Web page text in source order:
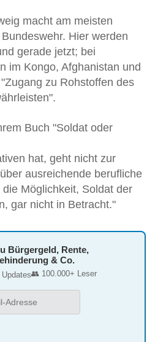
macht am meisten
Hier werden
gerade jetzt; bei
im Kongo, Afghanistan und
zu Rohstoffen des
Buch "Soldat oder
hat, geht nicht zur
ausreichende berufliche
Möglichkeit, Soldat der
gar nicht in Betracht."
Bürgergeld, Rente,
& Co.
👥 100.000+ Leser